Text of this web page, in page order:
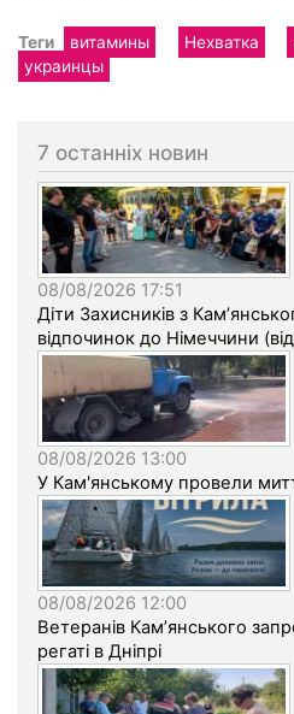
Теги витамины Нехватка
украинцы
7 останніх новин
08/08/2026 17:51
Діти Захисників з
відпочинок до Німеччини
08/08/2026 13:00
У Кам'янському провели
08/08/2026 12:00
Ветеранів Кам’янського
регаті в Дніпрі